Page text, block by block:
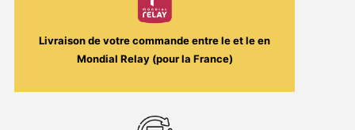
Livraison de votre commande entre leet leen
Mondial Relay (pour la France)